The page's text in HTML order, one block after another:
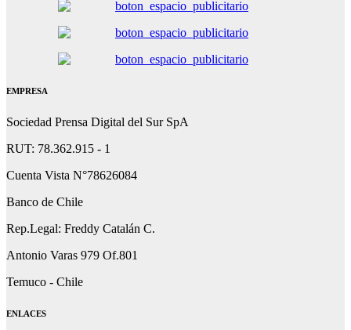
EMPRESA
Sociedad Prensa Digital del Sur SpA
RUT: 78.362.915 - 1
Cuenta Vista N°78626084
Banco de Chile
Rep.Legal: Freddy Catalán C.
Antonio Varas 979 Of.801
Temuco - Chile
ENLACES